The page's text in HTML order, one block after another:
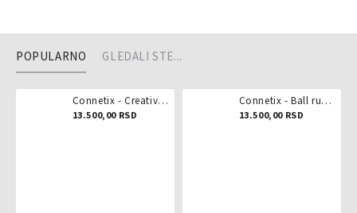
POPULARNO GLEDALI STE...
Connetix - Creative pack 102 dela
13.500,00 RSD
Connetix - Ball run pastel 106 delova
13.500,00 RSD